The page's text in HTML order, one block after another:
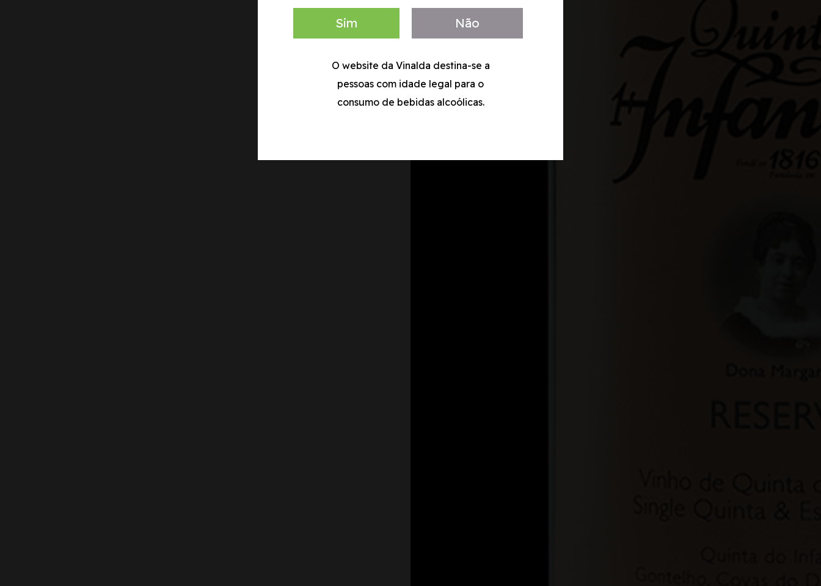
Sim Não
O website da Vinalda destina-se a
pessoas com idade legal para o
consumo de bebidas alcoólicas.